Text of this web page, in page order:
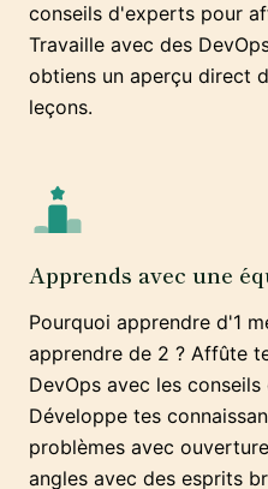
conseils d'experts pour
Travaille avec des
obtiens un aperçu direct
leçons.
Apprends avec une
Pourquoi apprendre d'1
apprendre de 2 ? Affûte
DevOps avec les
Développe tes
problèmes avec
angles avec des esprits